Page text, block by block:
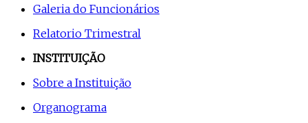
Galeria do Funcionários
Relatorio Trimestral
INSTITUIÇÃO
Sobre a Instituição
Organograma